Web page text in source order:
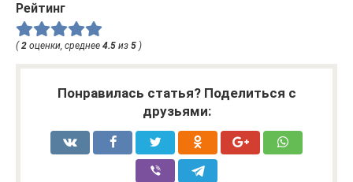
Рейтинг
(2 оценки, среднее 4.5 из 5 )
Понравилась статья? Поделиться с
друзьями: